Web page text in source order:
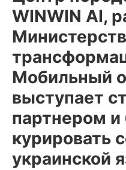
WINWIN AI,
Мобильный
выступает
партнером и
курировать
украинской